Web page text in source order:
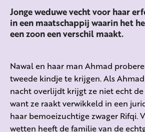
Jonge weduwe vecht voor haar
in een maatschappij waarin het
een zoon een verschil maakt.
Nawal en haar man Ahmad
tweede kindje te krijgen. Als
nacht overlijdt krijgt ze niet echt
want ze raakt verwikkeld in een
haar bemoeizuchtige zwager Rifqi.
wetten heeft de familie van de